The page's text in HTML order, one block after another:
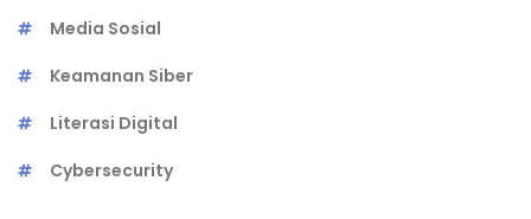
Media Sosial
Keamanan Siber
Literasi Digital
Cybersecurity